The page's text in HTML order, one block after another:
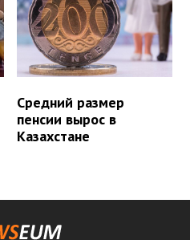
Средний размер
пенсии вырос в
Казахстане